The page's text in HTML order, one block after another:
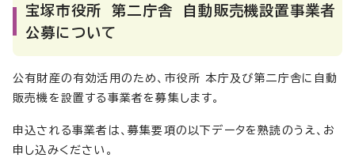
宝塚市役所 第二庁舎 自動販売機設置事業者
公募について
公有財産の有効活用のため、市役所 本庁及び第二庁舎に自動
販売機を設置する事業者を募集します。
申込される事業者は、募集要項の以下データを熟読のうえ、お
申し込みください。